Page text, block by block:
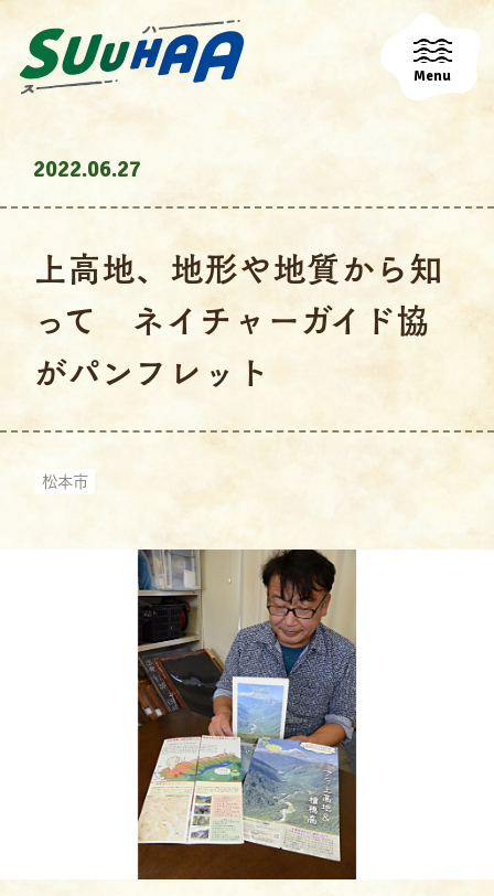
Menu
2022.06.27
上高地、地形や地質から知
って ネイチャーガイド協
がパンフレット
松本市